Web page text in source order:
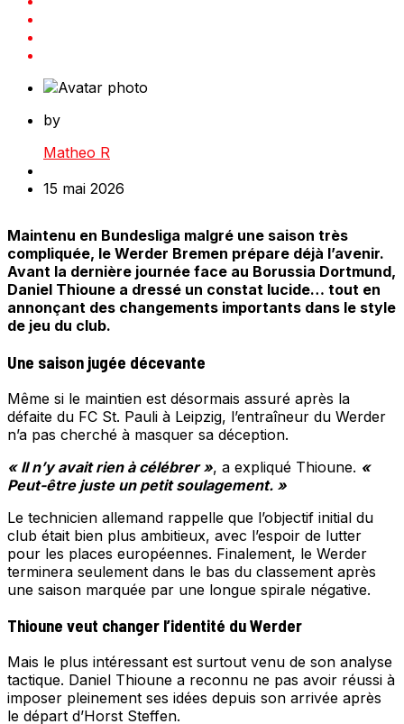
by
Matheo R
15 mai 2026
Maintenu en Bundesliga malgré une saison très
compliquée, le Werder Bremen prépare déjà l’avenir.
Avant la dernière journée face au Borussia Dortmund,
Daniel Thioune a dressé un constat lucide… tout en
annonçant des changements importants dans le style
de jeu du club.
Une saison jugée décevante
Même si le maintien est désormais assuré après la
défaite du FC St. Pauli à Leipzig, l’entraîneur du Werder
n’a pas cherché à masquer sa déception.
« Il n’y avait rien à célébrer », a expliqué Thioune. «
Peut-être juste un petit soulagement. »
Le technicien allemand rappelle que l’objectif initial du
club était bien plus ambitieux, avec l’espoir de lutter
pour les places européennes. Finalement, le Werder
terminera seulement dans le bas du classement après
une saison marquée par une longue spirale négative.
Thioune veut changer l’identité du Werder
Mais le plus intéressant est surtout venu de son analyse
tactique. Daniel Thioune a reconnu ne pas avoir réussi à
imposer pleinement ses idées depuis son arrivée après
le départ d’Horst Steffen.